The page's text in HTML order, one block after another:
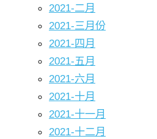
2021-二月
2021-三月份
2021-四月
2021-五月
2021-六月
2021-十月
2021-十一月
2021-十二月